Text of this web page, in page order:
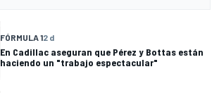
FÓRMULA 12 d
En Cadillac aseguran que Pérez y Bottas están
haciendo un "trabajo espectacular"